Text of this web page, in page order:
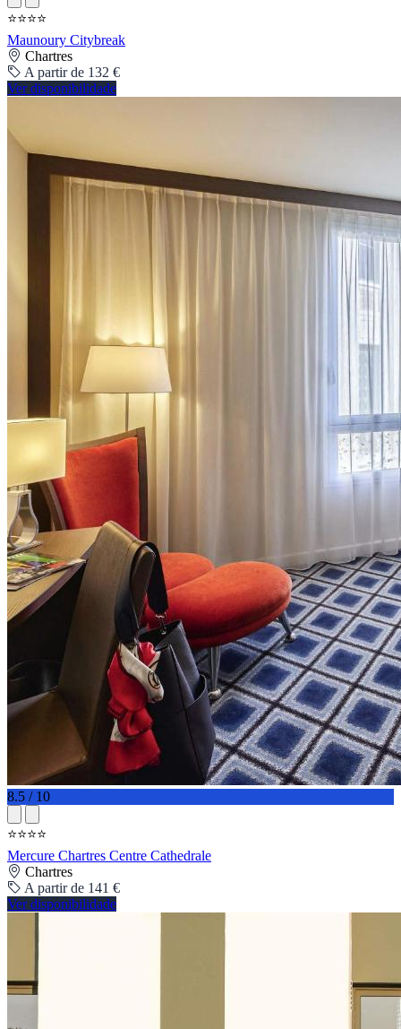
⭐⭐⭐⭐
Maunoury Citybreak
Chartres
A partir de 132 €
Ver disponibilidade
8.5 / 10
⭐⭐⭐⭐
Mercure Chartres Centre Cathedrale
Chartres
A partir de 141 €
Ver disponibilidade